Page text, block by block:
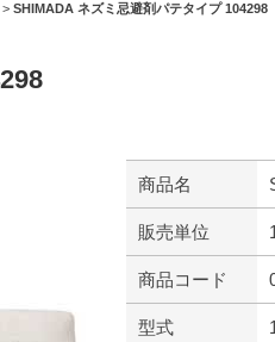
> SHIMADA ネズミ忌避剤パテタイプ 104298
商品名
販売単位
商品コード
型式